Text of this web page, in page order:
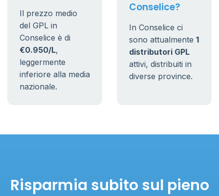
Il prezzo medio
del GPL in
Conselice è di
€0.950/L,
leggermente
inferiore alla media
nazionale.
Conselice?
In Conselice ci
sono attualmente 1
distributori GPL
attivi, distribuiti in
diverse province.
Risparmia subito sul pieno